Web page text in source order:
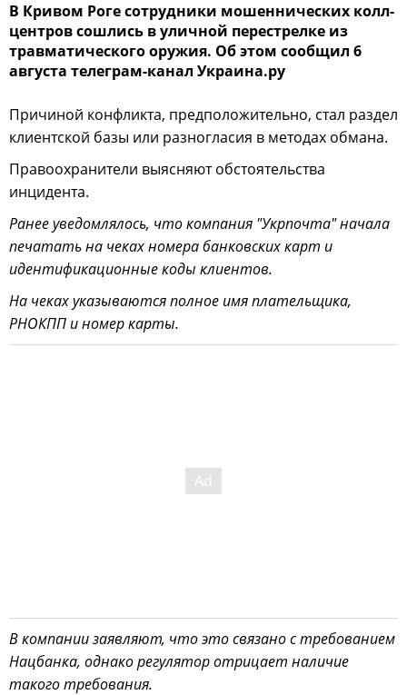
В Кривом Роге сотрудники мошеннических колл-
центров сошлись в уличной перестрелке из
травматического оружия. Об этом сообщил 6
августа телеграм-канал Украина.ру
Причиной конфликта, предположительно, стал раздел
клиентской базы или разногласия в методах обмана.
Правоохранители выясняют обстоятельства
инцидента.
Ранее уведомлялось, что компания "Укрпочта" начала
печатать на чеках номера банковских карт и
идентификационные коды клиентов.
На чеках указываются полное имя плательщика,
РНОКПП и номер карты.
В компании заявляют, что это связано с требованием
Нацбанка, однако регулятор отрицает наличие
такого требования.